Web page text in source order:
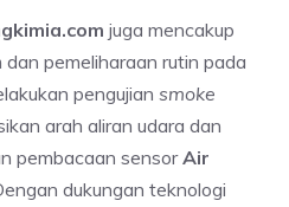
juga mencakup
pemeliharaan rutin pada
pengujian smoke
arah aliran udara dan
pembacaan sensorAir
dukungan teknologi